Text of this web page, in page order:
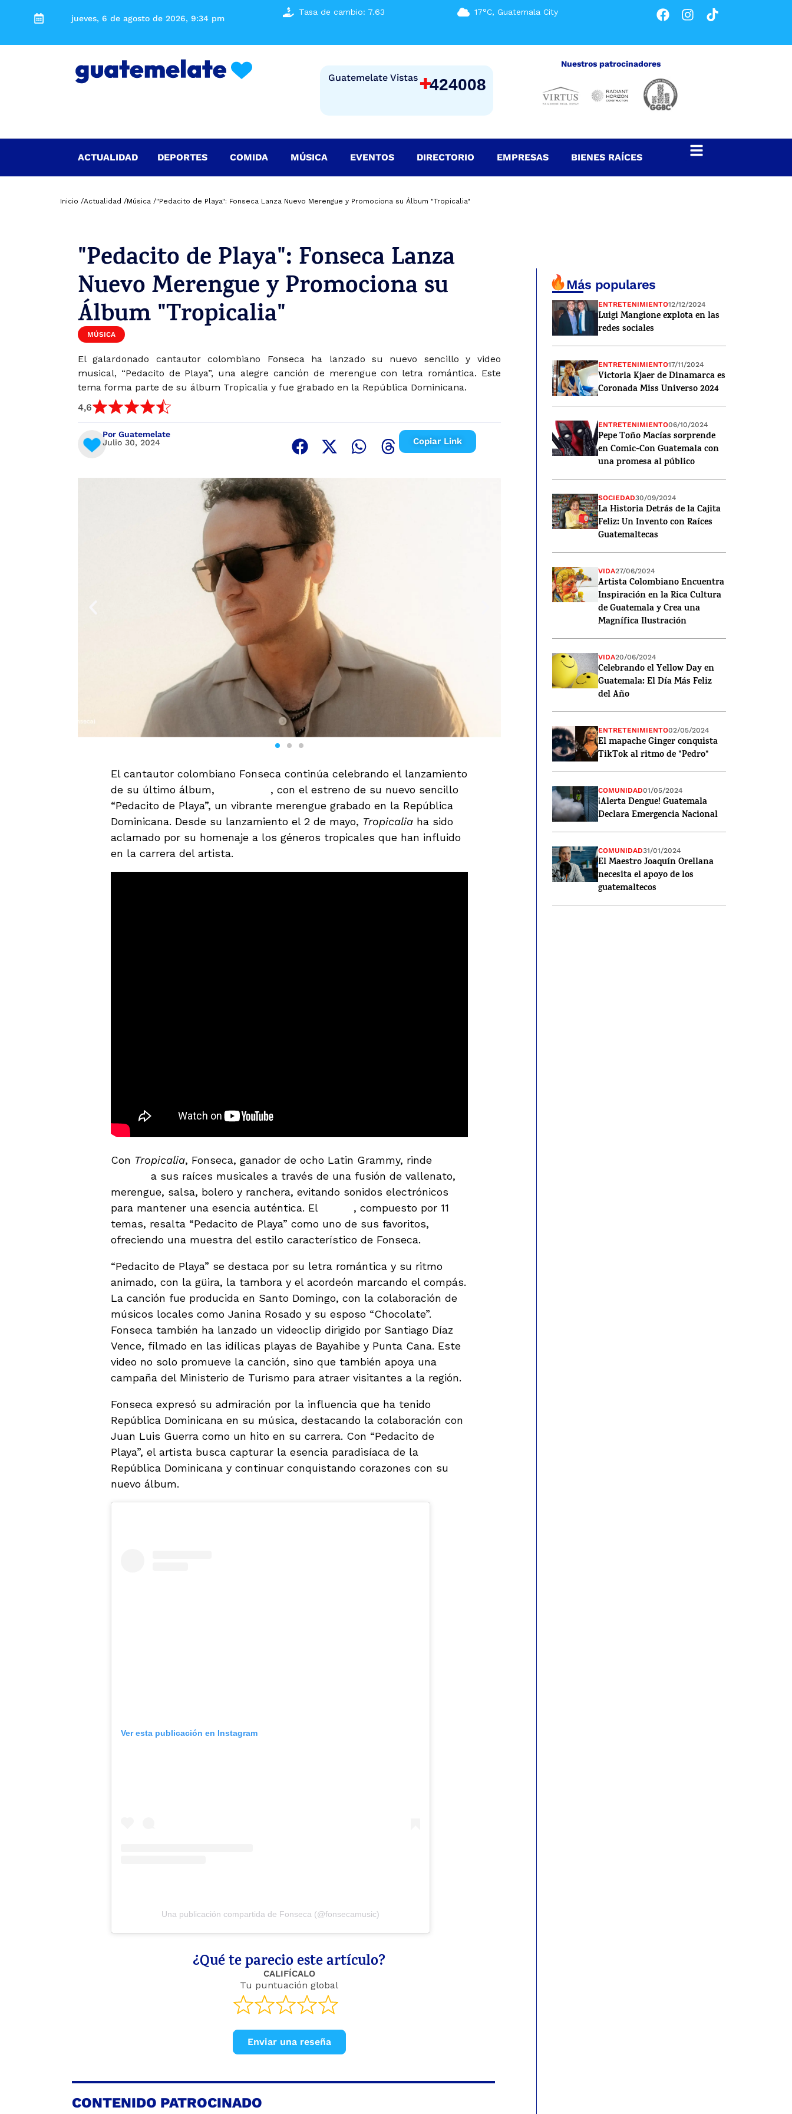
jueves, 6 de agosto de 2026, 9:34 pm
Tasa de cambio: 7.63 17°C, Guatemala City
Guatemelate Vistas +424008
Nuestros patrocinadores
ACTUALIDAD DEPORTES COMIDA MÚSICA EVENTOS DIRECTORIO EMPRESAS BIENES RAÍCES
Inicio /Actualidad /Música /"Pedacito de Playa": Fonseca Lanza Nuevo Merengue y Promociona su Álbum "Tropicalia"
"Pedacito de Playa": Fonseca Lanza
Nuevo Merengue y Promociona su
Álbum "Tropicalia"
MÚSICA
El galardonado cantautor colombiano Fonseca ha lanzado su nuevo sencillo y video
musical, “Pedacito de Playa”, una alegre canción de merengue con letra romántica. Este
tema forma parte de su álbum Tropicalia y fue grabado en la República Dominicana.
4,6
Por Guatemelate
Julio 30, 2024
Copiar Link
El cantautor colombiano Fonseca continúa celebrando el lanzamiento
de su último álbum,
, con el estreno de su nuevo sencillo
“Pedacito de Playa”, un vibrante merengue grabado en la República
Dominicana. Desde su lanzamiento el 2 de mayo, Tropicalia ha sido
aclamado por su homenaje a los géneros tropicales que han influido
en la carrera del artista.
Con Tropicalia, Fonseca, ganador de ocho Latin Grammy, rinde
a sus raíces musicales a través de una fusión de vallenato,
merengue, salsa, bolero y ranchera, evitando sonidos electrónicos
para mantener una esencia auténtica. El
, compuesto por 11
temas, resalta “Pedacito de Playa” como uno de sus favoritos,
ofreciendo una muestra del estilo característico de Fonseca.
“Pedacito de Playa” se destaca por su letra romántica y su ritmo
animado, con la güira, la tambora y el acordeón marcando el compás.
La canción fue producida en Santo Domingo, con la colaboración de
músicos locales como Janina Rosado y su esposo “Chocolate”.
Fonseca también ha lanzado un videoclip dirigido por Santiago Díaz
Vence, filmado en las idílicas playas de Bayahibe y Punta Cana. Este
video no solo promueve la canción, sino que también apoya una
campaña del Ministerio de Turismo para atraer visitantes a la región.
Fonseca expresó su admiración por la influencia que ha tenido
República Dominicana en su música, destacando la colaboración con
Juan Luis Guerra como un hito en su carrera. Con “Pedacito de
Playa”, el artista busca capturar la esencia paradisíaca de la
República Dominicana y continuar conquistando corazones con su
nuevo álbum.
Ver esta publicación en Instagram
Una publicación compartida de Fonseca (@fonsecamusic)
¿Qué te parecio este artículo?
CALIFÍCALO
Tu puntuación global
Enviar una reseña
CONTENIDO PATROCINADO
Más populares
ENTRETENIMIENTO12/12/2024
Luigi Mangione explota en las
redes sociales
ENTRETENIMIENTO17/11/2024
Victoria Kjaer de Dinamarca es
Coronada Miss Universo 2024
ENTRETENIMIENTO06/10/2024
Pepe Toño Macías sorprende
en Comic-Con Guatemala con
una promesa al público
SOCIEDAD30/09/2024
La Historia Detrás de la Cajita
Feliz: Un Invento con Raíces
Guatemaltecas
VIDA27/06/2024
Artista Colombiano Encuentra
Inspiración en la Rica Cultura
de Guatemala y Crea una
Magnífica Ilustración
VIDA20/06/2024
Celebrando el Yellow Day en
Guatemala: El Día Más Feliz
del Año
ENTRETENIMIENTO02/05/2024
El mapache Ginger conquista
TikTok al ritmo de "Pedro"
COMUNIDAD01/05/2024
¡Alerta Dengue! Guatemala
Declara Emergencia Nacional
COMUNIDAD31/01/2024
El Maestro Joaquín Orellana
necesita el apoyo de los
guatemaltecos